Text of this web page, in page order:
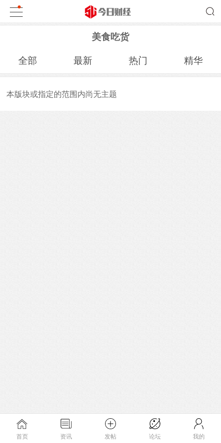
美食吃货
全部 最新 热门 精华
本版块或指定的范围内尚无主题
首页 资讯 发帖 论坛 我的